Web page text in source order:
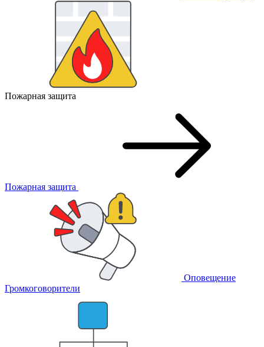
Пожарная защита
Пожарная защита
Оповещение
Громкоговорители